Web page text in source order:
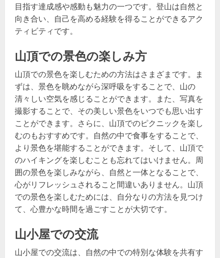
目指す達成感や感動も魅力の一つです。登山は自然と
向き合い、自己を高める経験を得ることができるアク
ティビティです。
山頂での景色の楽しみ方
山頂での景色を楽しむための方法はさまざまです。ま
ずは、景色を眺めながら深呼吸をすることで、山の
清々しい空気を感じることができます。また、写真を
撮影することで、その美しい景色をいつでも思い出す
ことができます。さらに、山頂でのピクニックを楽し
むのもおすすめです。自然の中で食事をすることで、
より景色を堪能することができます。そして、山頂で
のハイキングを楽しむことも忘れてはいけません。周
囲の景色を楽しみながら、自然と一体となることで、
心がリフレッシュされること間違いありません。山頂
での景色を楽しむためには、自分なりの方法を見つけ
て、心豊かな時間を過ごすことが大切です。
山小屋での交流
山小屋での交流は、自然の中での特別な体験を共有す